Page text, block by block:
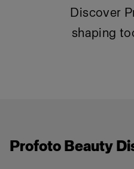
Discover
shaping
Profoto Beauty